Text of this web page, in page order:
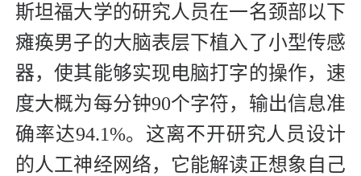
斯坦福大学的研究人员在一名颈部以下
瘫痪男子的大脑表层下植入了小型传感
器，使其能够实现电脑打字的操作，速
度大概为每分钟90个字符，输出信息准
确率达94.1%。这离不开研究人员设计
的人工神经网络，它能解读正想象自己